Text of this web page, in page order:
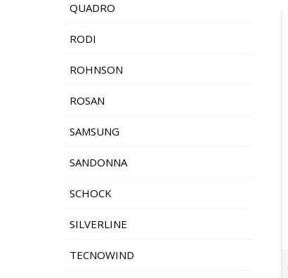
QUADRO
RODI
ROHNSON
ROSAN
SAMSUNG
SANDONNA
SCHOCK
SILVERLINE
TECNOWIND